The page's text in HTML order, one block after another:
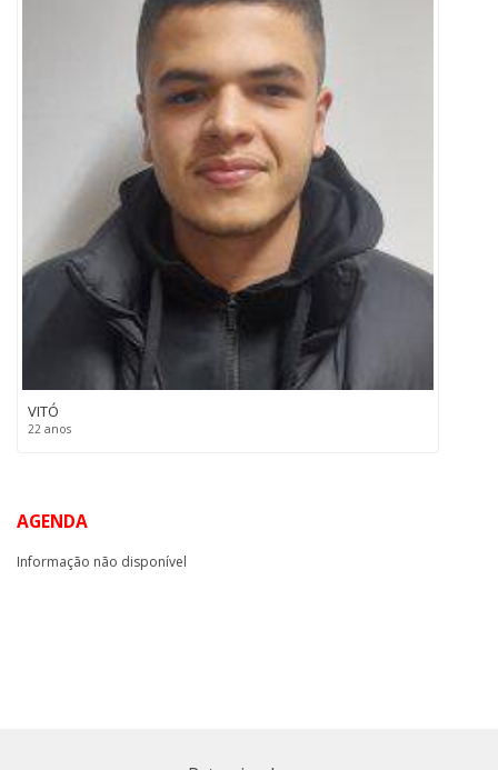
VITÓ
22 anos
AGENDA
Informação não disponível